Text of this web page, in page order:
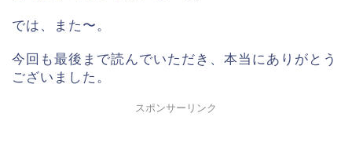
では、また〜。
今回も最後まで読んでいただき、本当にありがとう
ございました。
スポンサーリンク